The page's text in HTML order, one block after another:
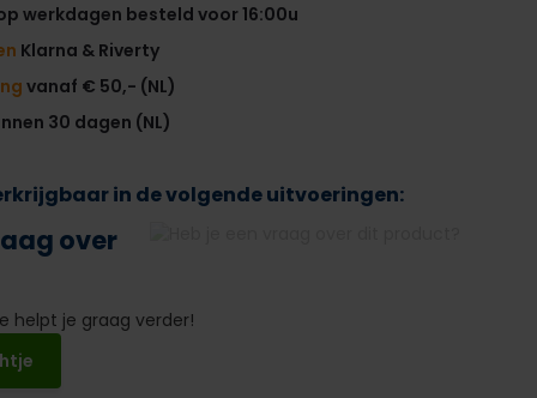
werkdagen besteld voor 16:00u
Klarna & Riverty
vanaf € 50,- (NL)
30 dagen (NL)
in de volgende uitvoeringen:
over
helpt je graag verder!